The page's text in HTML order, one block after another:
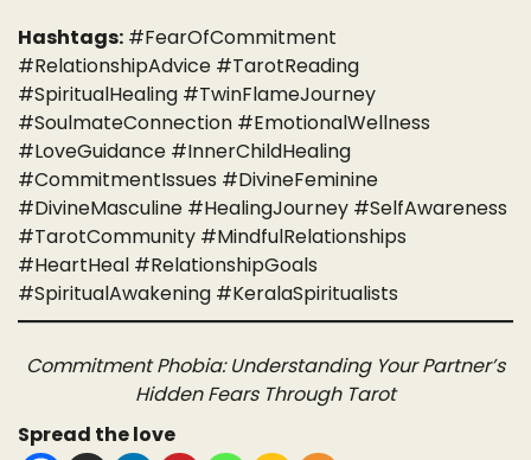
Hashtags: #FearOfCommitment
#RelationshipAdvice #TarotReading
#SpiritualHealing #TwinFlameJourney
#SoulmateConnection #EmotionalWellness
#LoveGuidance #InnerChildHealing
#CommitmentIssues #DivineFeminine
#DivineMasculine #HealingJourney #SelfAwareness
#TarotCommunity #MindfulRelationships
#HeartHeal #RelationshipGoals
#SpiritualAwakening #KeralaSpiritualists
Commitment Phobia: Understanding Your Partner’s
Hidden Fears Through Tarot
Spread the love